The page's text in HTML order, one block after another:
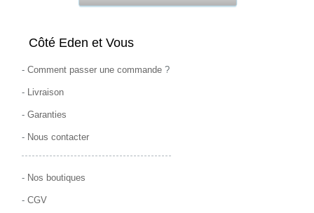
Côté Eden et Vous
-Comment passer une commande ?
- Livraison
-Garanties
- Nous contacter
- Nos boutiques
-CGV